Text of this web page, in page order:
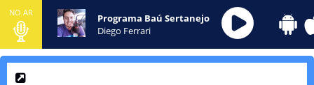
NO AR
Programa Baú Sertanejo
Diego Ferrari